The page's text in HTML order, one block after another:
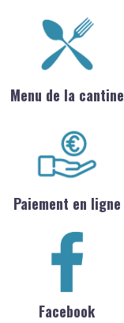
Menu de la cantine
Paiement en ligne
Facebook